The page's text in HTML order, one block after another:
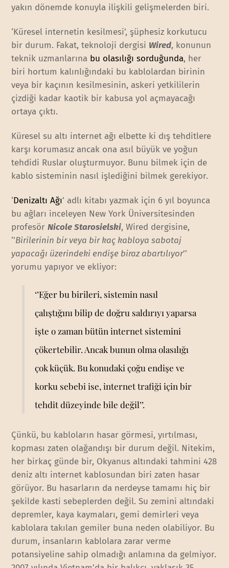
yakın dönemde konuyla ilişkili gelişmelerden biri.
‘Küresel internetin kesilmesi’, şüphesiz korkutucu
bir durum. Fakat, teknoloji dergisi Wired, konunun
teknik uzmanlarına bu olasılığı sorduğunda, her
biri hortum kalınlığındaki bu kablolardan birinin
veya bir kaçının kesilmesinin, askeri yetkililerin
çizdiği kadar kaotik bir kabusa yol açmayacağı
ortaya çıktı.
Küresel su altı internet ağı elbette ki dış tehditlere
karşı korumasız ancak ona asıl büyük ve yoğun
tehdidi Ruslar oluşturmuyor. Bunu bilmek için de
kablo sisteminin nasıl işlediğini bilmek gerekiyor.
‘Denizaltı Ağı’ adlı kitabı yazmak için 6 yıl boyunca
bu ağları inceleyen New York Üniversitesinden
profesörNicole Starosielski, Wired dergisine,
‘’Birilerinin bir veya bir kaç kabloya sabotaj
yapacağı üzerindeki endişe biraz abartılıyor’’
yorumu yapıyor ve ekliyor:
‘’Eğer bu birileri, sistemin nasıl
çalıştığını bilip de doğru saldırıyı yaparsa
işte o zaman bütün internet sistemini
çökertebilir. Ancak bunun olma olasılığı
çok küçük. Bu konudaki çoğu endişe ve
korku sebebi ise, internet trafiği için bir
tehdit düzeyinde bile değil’’.
Çünkü, bu kabloların hasar görmesi, yırtılması,
kopması zaten olağandışı bir durum değil. Nitekim,
her birkaç günde bir, Okyanus altındaki tahmini 428
deniz altı internet kablosundan biri zaten hasar
görüyor. Bu hasarların da nerdeyse tamamı hiç bir
şekilde kasti sebeplerden değil. Su zemini altındaki
depremler, kaya kaymaları, gemi demirleri veya
kablolara takılan gemiler buna neden olabiliyor. Bu
durum, insanların kablolara zarar verme
potansiyeline sahip olmadığı anlamına da gelmiyor.